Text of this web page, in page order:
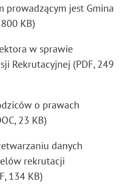
prowadzącym jest Gmina
KB)
w sprawie
Rekrutacyjnej (PDF, 249
o prawach
23 KB)
danych
rekrutacji
134 KB)